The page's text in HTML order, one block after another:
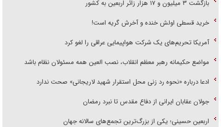
بازگشت ۳ میلیون و ۱۷ هزار زائر اربعین به کشور
خرید قسطی اولش خنده و آخرش گریه است!
آمریکا تحریم‌های یک شرکت هواپیمایی عراقی را لغو کرد
مواضع حکیمانه رهبر معظم انقلاب، نصب العین همه مسئولان نظام باشد
ادعا درباره «نحوه رد زنی محل استقرار شهید لاریجانی» صحت ندارد
جولان عقابان ایرانی از دفاع مقدس تا نبرد رمضان
اربعین حسینی؛ یکی از بزرگ‌ترین تجمع‌های سالانه جهان